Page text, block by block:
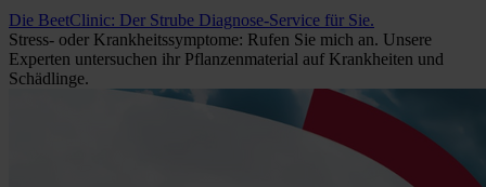
Die BeetClinic: Der Strube Diagnose-Service für Sie.
Stress- oder Krankheitssymptome: Rufen Sie mich an. Unsere
Experten untersuchen ihr Pflanzenmaterial auf Krankheiten und
Schädlinge.